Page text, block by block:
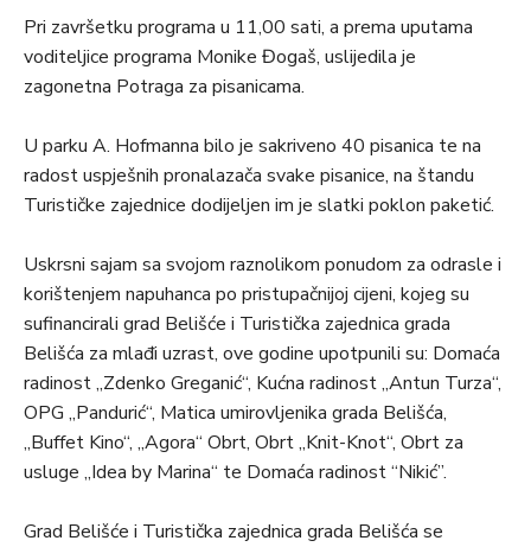
Pri završetku programa u 11,00 sati, a prema uputama
voditeljice programa Monike Đogaš, uslijedila je
zagonetna Potraga za pisanicama.
U parku A. Hofmanna bilo je sakriveno 40 pisanica te na
radost uspješnih pronalazača svake pisanice, na štandu
Turističke zajednice dodijeljen im je slatki poklon paketić.
Uskrsni sajam sa svojom raznolikom ponudom za odrasle i
korištenjem napuhanca po pristupačnijoj cijeni, kojeg su
sufinancirali grad Belišće i Turistička zajednica grada
Belišća za mlađi uzrast, ove godine upotpunili su: Domaća
radinost „Zdenko Greganić“, Kućna radinost „Antun Turza“,
OPG „Pandurić“, Matica umirovljenika grada Belišća,
„Buffet Kino“, „Agora“ Obrt, Obrt „Knit-Knot“, Obrt za
usluge „Idea by Marina“ te Domaća radinost “Nikić”.
Grad Belišće i Turistička zajednica grada Belišća se